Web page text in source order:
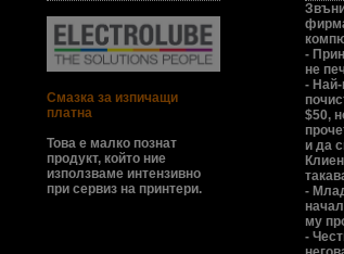
Смазка за изпичащи
платна
Това е малко познат
продукт, който ние
използваме интензивно
при сервиз на принтери.
-
не
- Най-
$50,
и да
-
му
-